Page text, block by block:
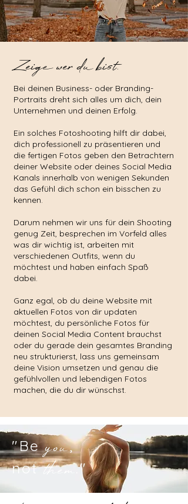
Zeige wer du bist.
Bei deinen Business- oder Branding-
Portraits dreht sich alles um dich, dein
Unternehmen und deinen Erfolg.
Ein solches Fotoshooting hilft dir dabei,
dich professionell zu präsentieren und
die fertigen Fotos geben den Betrachtern
deiner Website oder deines Social Media
Kanals innerhalb von wenigen Sekunden
das Gefühl dich schon ein bisschen zu
kennen.
Darum nehmen wir uns für dein Shooting
genug Zeit, besprechen im Vorfeld alles
was dir wichtig ist, arbeiten mit
verschiedenen Outfits, wenn du
möchtest und haben einfach Spaß
dabei.
Ganz egal, ob du deine Website mit
aktuellen Fotos von dir updaten
möchtest, du persönliche Fotos für
deinen Social Media Content brauchst
oder du gerade dein gesamtes Branding
neu strukturierst, lass uns gemeinsam
deine Vision umsetzen und genau die
gefühlvollen und lebendigen Fotos
machen, die du dir wünschst.
"Beyou,
notthem."